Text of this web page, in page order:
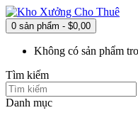
0 sản phẩm - $0,00
Không có sản phẩm
Tìm kiếm
Danh mục